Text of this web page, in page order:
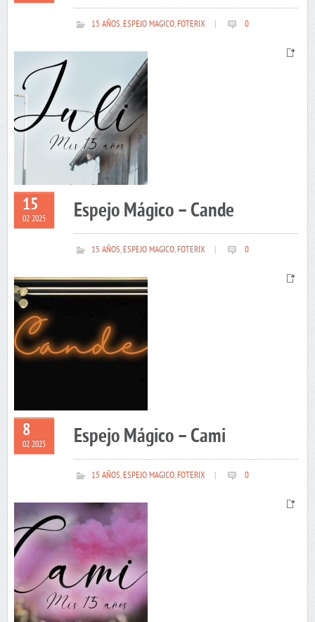
15 AÑOS,ESPEJO MAGICO,FOTERIX 0
15
02 2025 Espejo Mágico – Cande
15 AÑOS,ESPEJO MAGICO,FOTERIX 0
8
02 2025 Espejo Mágico – Cami
15 AÑOS,ESPEJO MAGICO,FOTERIX 0